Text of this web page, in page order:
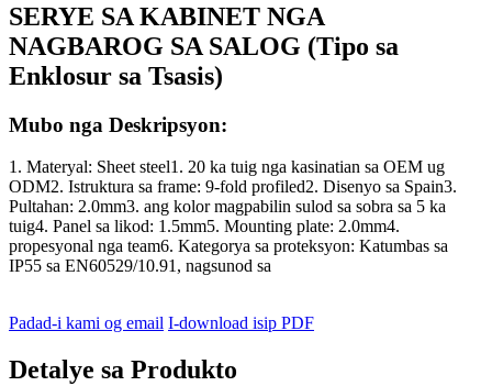
SERYE SA KABINET NGA
NAGBAROG SA SALOG (Tipo sa
Enklosur sa Tsasis)
Mubo nga Deskripsyon:
1. Materyal: Sheet steel1. 20 ka tuig nga kasinatian sa OEM ug
ODM2. Istruktura sa frame: 9-fold profiled2. Disenyo sa Spain3.
Pultahan: 2.0mm3. ang kolor magpabilin sulod sa sobra sa 5 ka
tuig4. Panel sa likod: 1.5mm5. Mounting plate: 2.0mm4.
propesyonal nga team6. Kategorya sa proteksyon: Katumbas sa
IP55 sa EN60529/10.91, nagsunod sa
Padad-i kami og email I-download isip PDF
Detalye sa Produkto